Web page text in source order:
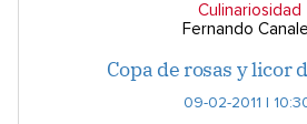
Culinariosidad
Fernando
Copa de rosas y licor
09-02-2011 |